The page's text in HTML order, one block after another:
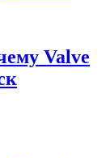
Valve